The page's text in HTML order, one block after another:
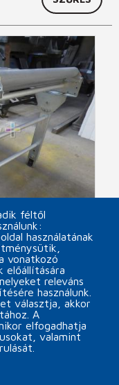
szállítópálya
féltől
használatának
vonatkozó
releváns
használunk.
választja, akkor
A
elfogadhatja
valamint